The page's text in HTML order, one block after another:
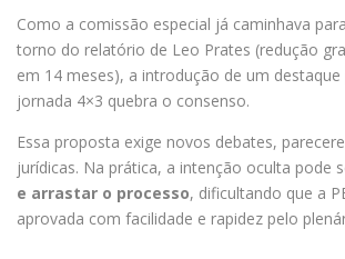
Como a comissão especial já caminhava
torno do relatório de Leo Prates (redução
em 14 meses), a introdução de um
jornada 4×3 quebra o consenso.
Essa proposta exige novos debates,
jurídicas. Na prática, a intenção oculta pode
e arrastar o processo, dificultando que a
aprovada com facilidade e rapidez pelo